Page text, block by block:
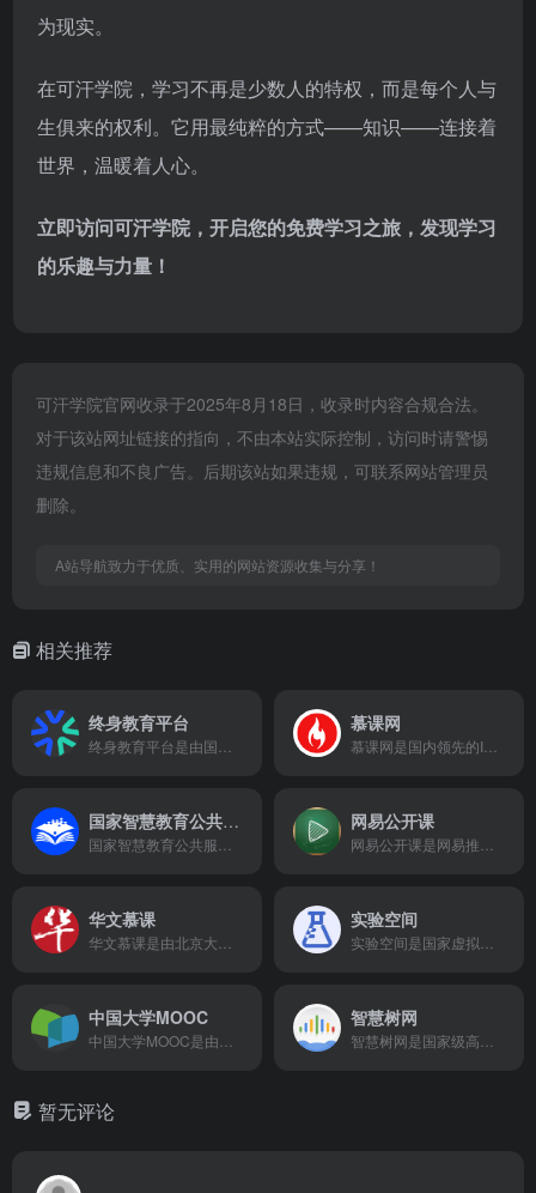
为现实。
在可汗学院，学习不再是少数人的特权，而是每个人与
生俱来的权利。它用最纯粹的方式——知识——连接着
世界，温暖着人心。
立即访问可汗学院，开启您的免费学习之旅，发现学习
的乐趣与力量！
可汗学院官网收录于2025年8月18日，收录时内容合规合法。
对于该站网址链接的指向，不由本站实际控制，访问时请警惕
违规信息和不良广告。后期该站如果违规，可联系网站管理员
删除。
A站导航致力于优质、实用的网站资源收集与分享！
相关推荐
终身教育平台 慕课网
国家智慧教育公共服务平台 网易公开课
华文慕课 实验空间
中国大学MOOC 智慧树网
暂无评论